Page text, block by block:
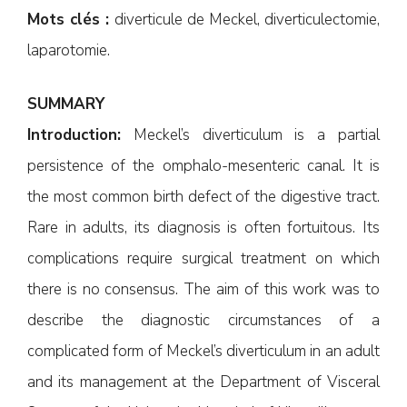
Mots clés : diverticule de Meckel, diverticulectomie,
laparotomie.
SUMMARY
Introduction: Meckel’s diverticulum is a partial
persistence of the omphalo-mesenteric canal. It is
the most common birth defect of the digestive tract.
Rare in adults, its diagnosis is often fortuitous. Its
complications require surgical treatment on which
there is no consensus. The aim of this work was to
describe the diagnostic circumstances of a
complicated form of Meckel’s diverticulum in an adult
and its management at the Department of Visceral